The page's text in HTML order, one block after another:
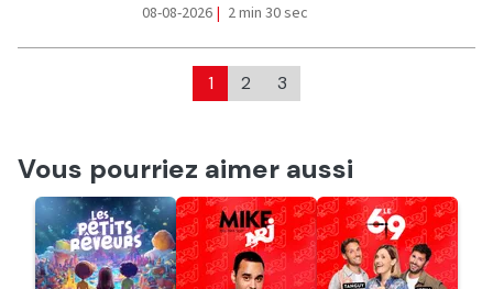
08-08-2026 | 2 min 30 sec
1 2 3
Vous pourriez aimer aussi